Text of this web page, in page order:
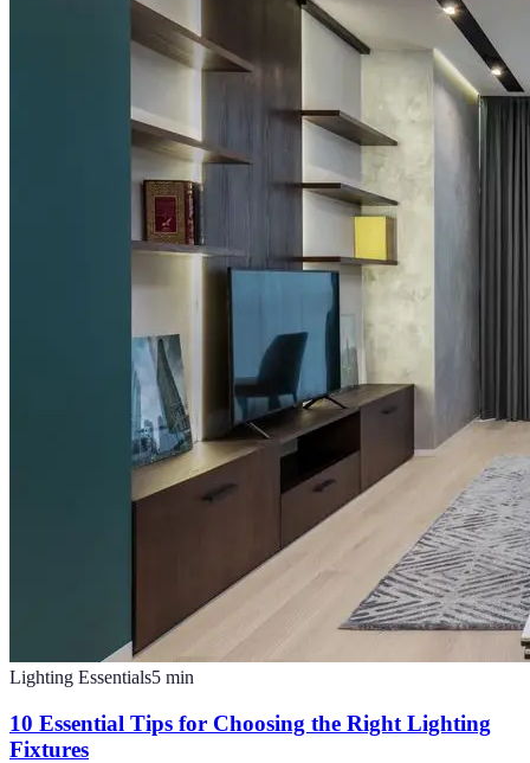
Lighting Essentials5 min
10 Essential Tips for Choosing the Right Lighting
Fixtures